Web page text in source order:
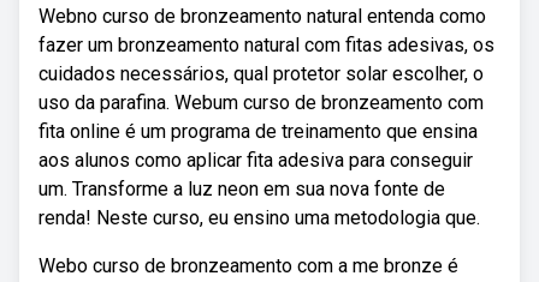
Webno curso de bronzeamento natural entenda como
fazer um bronzeamento natural com fitas adesivas, os
cuidados necessários, qual protetor solar escolher, o
uso da parafina. Webum curso de bronzeamento com
fita online é um programa de treinamento que ensina
aos alunos como aplicar fita adesiva para conseguir
um. Transforme a luz neon em sua nova fonte de
renda! Neste curso, eu ensino uma metodologia que.
Webo curso de bronzeamento com a me bronze é